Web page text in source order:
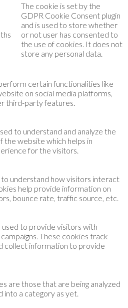
The cookie is set by the
GDPR Cookie Consent plugin
and is used to store whether
or not user has consented to
the use of cookies. It does not
store any personal data.
certain functionalities like
on social media platforms,
third-party features.
to understand and analyze the
the website which helps in
for the visitors.
understand how visitors interact
help provide information on
bounce rate, traffic source, etc.
to provide visitors with
These cookies track
collect information to provide
are those that are being analyzed
into a category as yet.